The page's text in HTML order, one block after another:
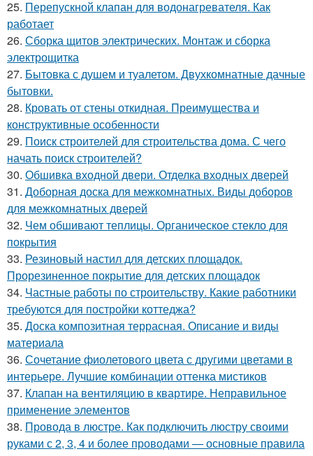
25. Перепускной клапан для водонагревателя. Как
работает
26. Сборка щитов электрических. Монтаж и сборка
электрощитка
27. Бытовка с душем и туалетом. Двухкомнатные дачные
бытовки.
28. Кровать от стены откидная. Преимущества и
конструктивные особенности
29. Поиск строителей для строительства дома. С чего
начать поиск строителей?
30. Обшивка входной двери. Отделка входных дверей
31. Доборная доска для межкомнатных. Виды доборов
для межкомнатных дверей
32. Чем обшивают теплицы. Органическое стекло для
покрытия
33. Резиновый настил для детских площадок.
Прорезиненное покрытие для детских площадок
34. Частные работы по строительству. Какие работники
требуются для постройки коттеджа?
35. Доска композитная террасная. Описание и виды
материала
36. Сочетание фиолетового цвета с другими цветами в
интерьере. Лучшие комбинации оттенка мистиков
37. Клапан на вентиляцию в квартире. Неправильное
применение элементов
38. Провода в люстре. Как подключить люстру своими
руками с 2, 3, 4 и более проводами — основные правила